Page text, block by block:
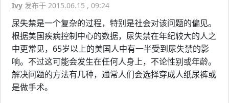
Ivy 发布于 2015.06.15 , 09:24
尿失禁是一个复杂的过程，特别是社会对该问题的偏见。
根据美国疾病控制中心的数据，尿失禁在年纪较大的人之
中更常见，65岁以上的美国人中有一半受到尿失禁的影
响。不过这可能会发生在任何人身上，不论性别或年龄。
解决问题的方法有几种，通常人们会选择穿成人纸尿裤或
是做手术。